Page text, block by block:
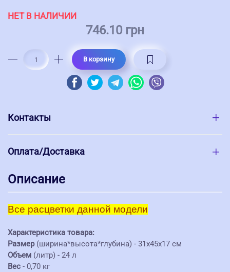
НЕТ В НАЛИЧИИ
746.10 грн
В корзину
Контакты
Оплата/Доставка
Описание
Все расцветки данной модели
Характеристика товара:
Размер(ширина*высота*глубина) - 31х45х17 см
Объем (литр) - 24 л
Вес - 0,70 кг